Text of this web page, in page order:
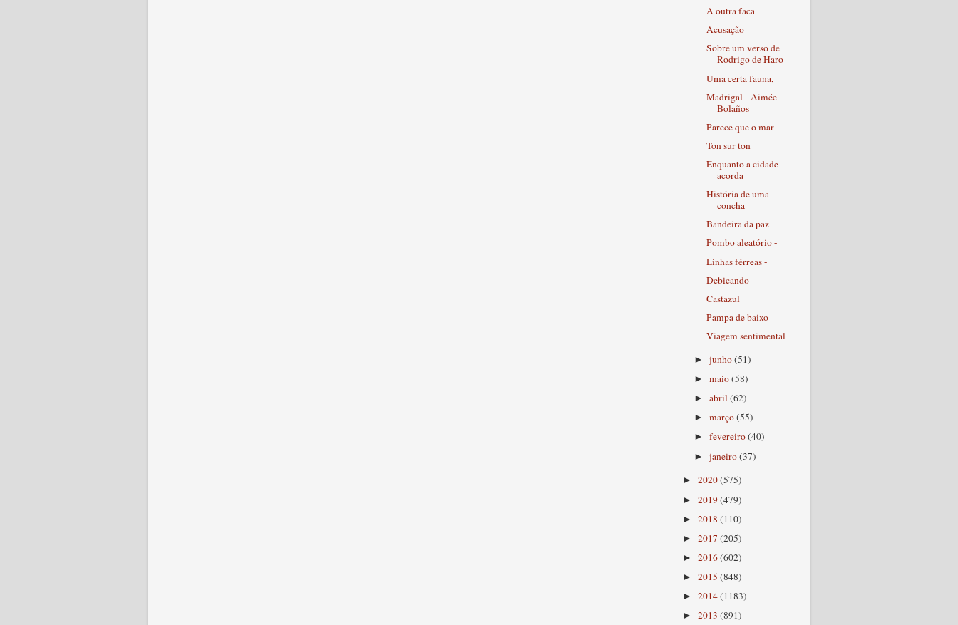
A outra faca
Acusação
Sobre um verso de
Rodrigo de Haro
Uma certa fauna,
Madrigal - Aimée
Bolaños
Parece que o mar
Ton sur ton
Enquanto a cidade
acorda
História de uma
concha
Bandeira da paz
Pombo aleatório -
Linhas férreas -
Debicando
Castazul
Pampa de baixo
Viagem sentimental
►junho(51)
►maio(58)
►abril(62)
►março(55)
►fevereiro(40)
►janeiro(37)
► 2020(575)
► 2019(479)
► 2018 (110)
► 2017 (205)
► 2016(602)
► 2015 (848)
► 2014(1183)
► 2013 (891)